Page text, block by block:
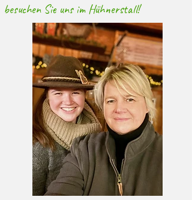
besuchen Sie uns im Hühnerstall!